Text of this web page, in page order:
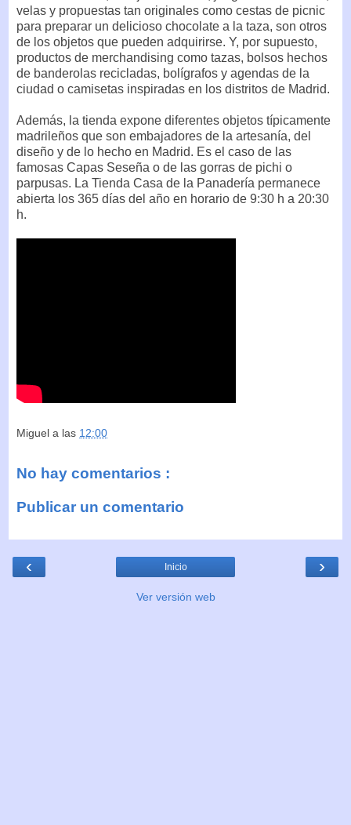
velas y propuestas tan originales como cestas de picnic
para preparar un delicioso chocolate a la taza, son otros
de los objetos que pueden adquirirse. Y, por supuesto,
productos de merchandising como tazas, bolsos hechos
de banderolas recicladas, bolígrafos y agendas de la
ciudad o camisetas inspiradas en los distritos de Madrid.
Además, la tienda expone diferentes objetos típicamente
madrileños que son embajadores de la artesanía, del
diseño y de lo hecho en Madrid. Es el caso de las
famosas Capas Seseña o de las gorras de pichi o
parpusas. La Tienda Casa de la Panadería permanece
abierta los 365 días del año en horario de 9:30 h a 20:30
h.
Miguel a las 12:00
No hay comentarios :
Publicar un comentario
‹ ›
Inicio
Ver versión web